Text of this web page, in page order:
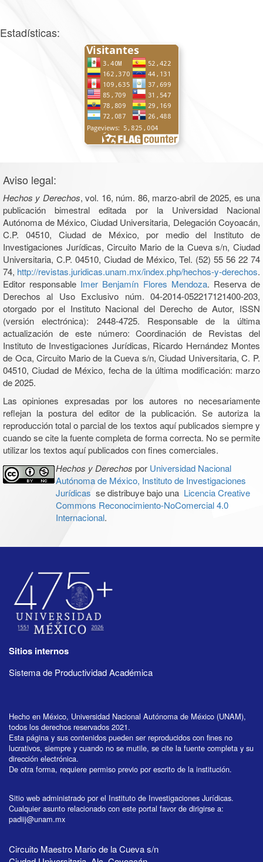
Estadísticas:
Aviso legal:
Hechos y Derechos, vol. 16, núm. 86, marzo-abril de 2025, es una
publicación bimestral editada por la Universidad Nacional
Autónoma de México, Ciudad Universitaria, Delegación Coyoacán,
C.P. 04510, Ciudad de México, por medio del Instituto de
Investigaciones Jurídicas, Circuito Mario de la Cueva s/n, Ciudad
Universitaria, C.P. 04510, Ciudad de México, Tel. (52) 55 56 22 74
74, http://revistas.juridicas.unam.mx/index.php/hechos-y-derechos.
Editor responsable Imer Benjamín Flores Mendoza. Reserva de
Derechos al Uso Exclusivo núm. 04-2014-052217121400-203,
otorgado por el Instituto Nacional del Derecho de Autor, ISSN
(versión electrónica): 2448-4725. Responsable de la última
actualización de este número: Coordinación de Revistas del
Instituto de Investigaciones Jurídicas, Ricardo Hernández Montes
de Oca, Circuito Mario de la Cueva s/n, Ciudad Universitaria, C. P.
04510, Ciudad de México, fecha de la última modificación: marzo
de 2025.
Las opiniones expresadas por los autores no necesariamente
reflejan la postura del editor de la publicación. Se autoriza la
reproducción total o parcial de los textos aquí publicados siempre y
cuando se cite la fuente completa de forma correcta. No se permite
utilizar los textos aquí publicados con fines comerciales.
Hechos y Derechos por Universidad Nacional
Autónoma de México, Instituto de Investigaciones
Jurídicas se distribuye bajo una Licencia Creative
Commons Reconocimiento-NoComercial 4.0
Internacional.
Sitios internos
Sistema de Productividad Académica
Hecho en México, Universidad Nacional Autónoma de México (UNAM),
todos los derechos reservados 2021.
Esta página y sus contenidos pueden ser reproducidos con fines no
lucrativos, siempre y cuando no se mutile, se cite la fuente completa y su
dirección electrónica.
De otra forma, requiere permiso previo por escrito de la institución.
Sitio web administrado por el Instituto de Investigaciones Jurídicas.
Cualquier asunto relacionado con este portal favor de dirigirse a:
padiij@unam.mx
Circuito Maestro Mario de la Cueva s/n